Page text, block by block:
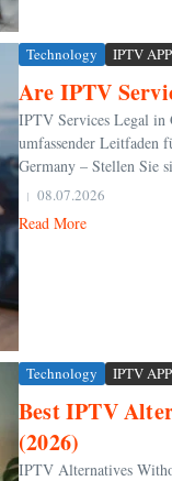
Technology IPTV APP
Are IPTV
IPTV Services Legal in
umfassender Leitfaden
Germany – Stellen Sie
08.07.2026
Read More
Technology IPTV APP
Best IPTV
(2026)
IPTV Alternatives